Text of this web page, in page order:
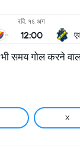
रवि, १६ अग
12:00
समय गोल करने
X